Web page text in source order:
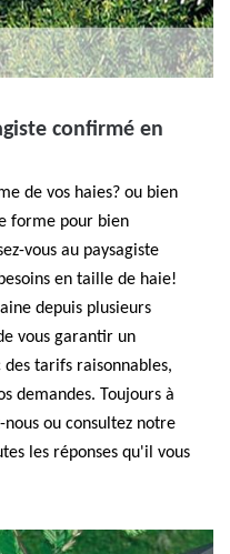
confirmé en
de vos haies? ou bien
forme pour bien
vous au paysagiste
en taille de haie!
depuis plusieurs
vous garantir un
tarifs raisonnables,
demandes. Toujours à
nous ou consultez notre
les réponses qu'il vous